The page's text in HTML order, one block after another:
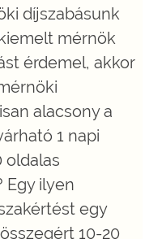
díjszabásunk
mérnök
érdemel, akkor
alacsony a
1 napi
oldalas
Egy ilyen
egy
10-20